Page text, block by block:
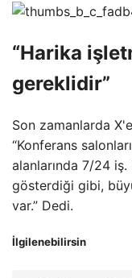
“Harika
gereklidir”
Son zamanlarda
“Konferans
alanlarında 7/24 iş.
gösterdiği gibi,
var.” Dedi.
İlgilenebilirsin